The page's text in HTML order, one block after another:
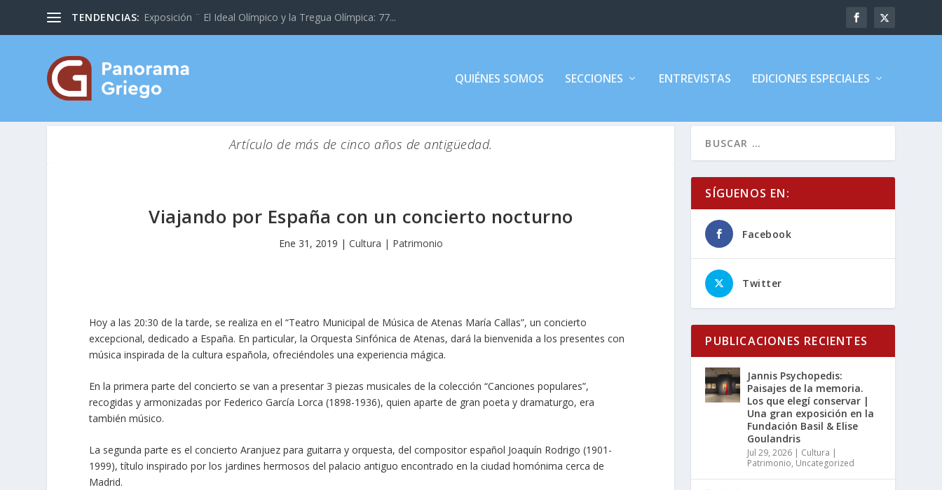
TENDENCIAS: Exposición ¨ El Ideal Olímpico y la Tregua Olímpica: 77...
QUIÉNES SOMOS SECCIONES ENTREVISTAS EDICIONES ESPECIALES
Artículo de más de cinco años de antigüedad.
Viajando por España con un concierto nocturno
Ene 31, 2019 | Cultura | Patrimonio
Hoy a las 20:30 de la tarde, se realiza en el “Teatro Municipal de Música de Atenas María Callas”, un concierto
excepcional, dedicado a España. En particular, la Orquesta Sinfónica de Atenas, dará la bienvenida a los presentes con
música inspirada de la cultura española, ofreciéndoles una experiencia mágica.
En la primera parte del concierto se van a presentar 3 piezas musicales de la colección “Canciones populares”,
recogidas y armonizadas por Federico García Lorca (1898-1936), quien aparte de gran poeta y dramaturgo, era
también músico.
La segunda parte es el concierto Aranjuez para guitarra y orquesta, del compositor español Joaquín Rodrigo (1901-
1999), título inspirado por los jardines hermosos del palacio antiguo encontrado en la ciudad homónima cerca de
Madrid.
SÍGUENOS EN:
Facebook
Twitter
PUBLICACIONES RECIENTES
Jannis Psychopedis:
Paisajes de la memoria.
Los que elegí conservar |
Una gran exposición en la
Fundación Basil & Elise
Goulandris
Jul 29, 2026 | Cultura |
Patrimonio, Uncategorized